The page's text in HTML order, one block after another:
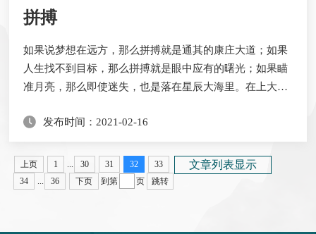
泛着阵阵暖意。而后漫步校园，那耳机里循环播放的...
拼搏
如果说梦想在远方，那么拼搏就是通其的康庄大道；如果
人生找不到目标，那么拼搏就是眼中应有的曙光；如果瞄
准月亮，那么即使迷失，也是落在星辰大海里。在上大学
德院，才明白大学依旧是用来拼搏的。冬日的寒风，也灭
不掉学子们内心的炽热，当夜色笼罩大地的时候,有人还在
自习室里埋头苦读，当周末降临的时候,还有人在安静的图
书馆里阅读书籍，当曙光刚刚露出脸庞的时候,，...
发布时间：2021-02-16
文章列表显示
上页 1 ... 30 31 32
33
34
... 36 下页 到第 页 跳转